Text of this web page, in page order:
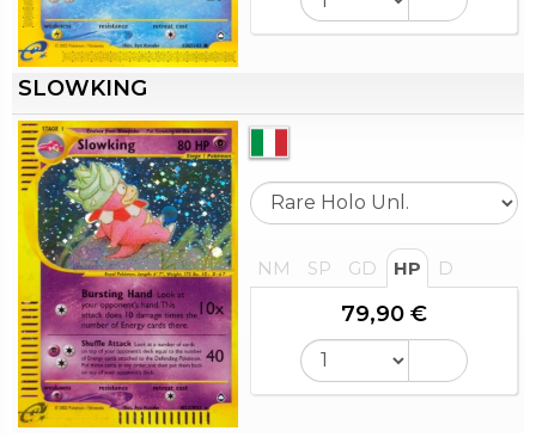
SLOWKING
NM SP GD HP D
79,90 €